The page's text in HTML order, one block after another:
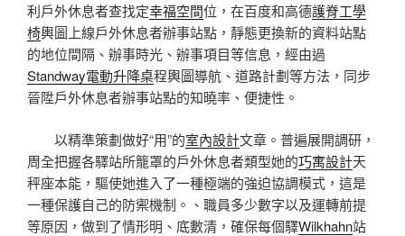
利戶外休息者查找定幸福空間位，在百度和高德護脊工學
椅輿圖上線戶外休息者辦事站點，靜態更換新的資料站點
的地位間隔、辦事時光、辦事項目等信息，經由過
Standway電動升降桌程輿圖導航、道路計劃等方法，同步
晉陞戶外休息者辦事站點的知曉率、便捷性。
以精準策劃做好“用”的室內設計文章。普遍展開調研，
周全把握各驛站所籠罩的戶外休息者類型她的巧寓設計天
秤座本能，驅使她進入了一種極端的強迫協調模式，這是
一種保護自己的防禦機制。、職員多少數字以及運轉前提
等原因，做到了情形明、底數清，確保每個驛Wilkhahn站